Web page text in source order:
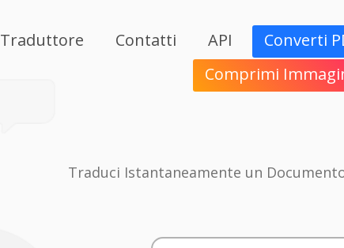
Traduttore Contatti API Converti
Comprimi
Traduci Istantaneamente un